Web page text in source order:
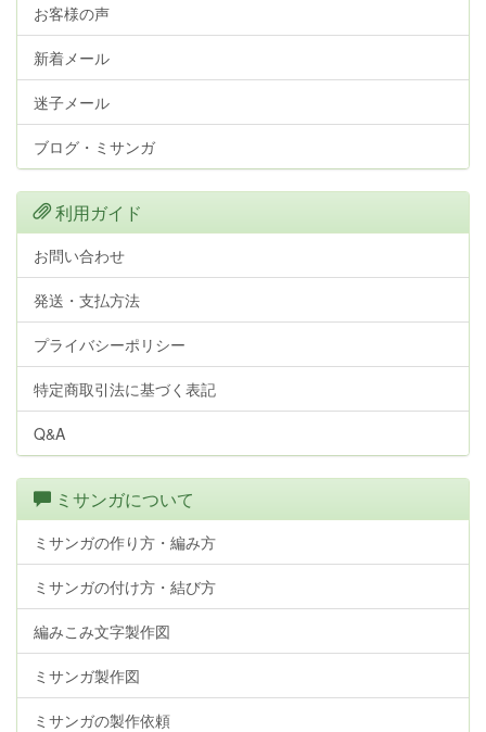
お客様の声
新着メール
迷子メール
ブログ・ミサンガ
利用ガイド
お問い合わせ
発送・支払方法
プライバシーポリシー
特定商取引法に基づく表記
Q&A
ミサンガについて
ミサンガの作り方・編み方
ミサンガの付け方・結び方
編みこみ文字製作図
ミサンガ製作図
ミサンガの製作依頼